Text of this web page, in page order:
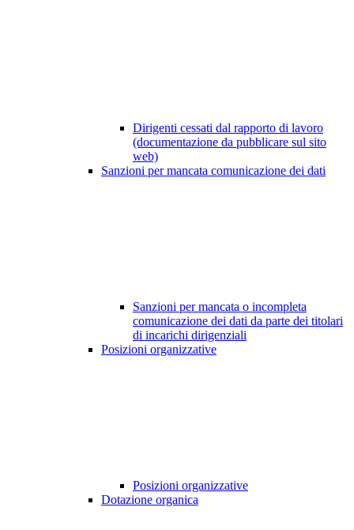
Dirigenti cessati dal rapporto di lavoro
(documentazione da pubblicare sul sito
web)
Sanzioni per mancata comunicazione dei dati
Sanzioni per mancata o incompleta
comunicazione dei dati da parte dei titolari
di incarichi dirigenziali
Posizioni organizzative
Posizioni organizzative
Dotazione organica